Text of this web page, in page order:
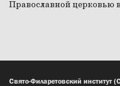
Православной церковью
Свято-Филаретовский институт